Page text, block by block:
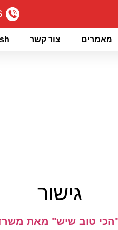
מאמרים צור קשר
גישור
טוב שיש" מאת